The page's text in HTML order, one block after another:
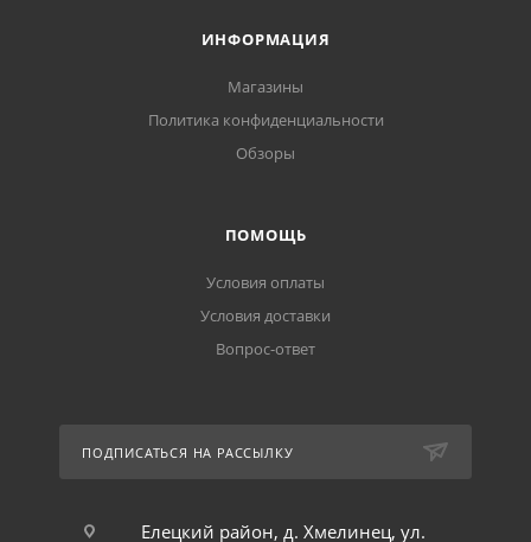
ИНФОРМАЦИЯ
Магазины
Политика конфиденциальности
Обзоры
ПОМОЩЬ
Условия оплаты
Условия доставки
Вопрос-ответ
ПОДПИСАТЬСЯ НА РАССЫЛКУ
Елецкий район, д. Хмелинец, ул.